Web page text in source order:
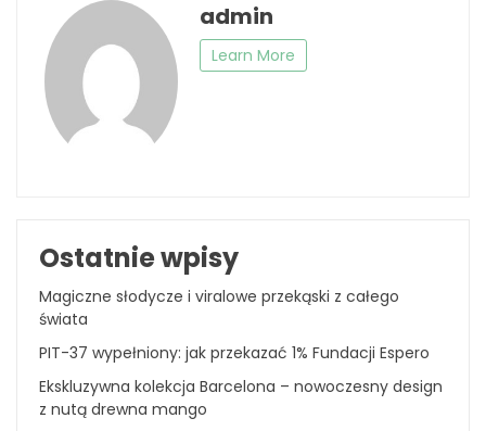
admin
Learn More
Ostatnie wpisy
Magiczne słodycze i viralowe przekąski z całego
świata
PIT-37 wypełniony: jak przekazać 1% Fundacji Espero
Ekskluzywna kolekcja Barcelona – nowoczesny design
z nutą drewna mango